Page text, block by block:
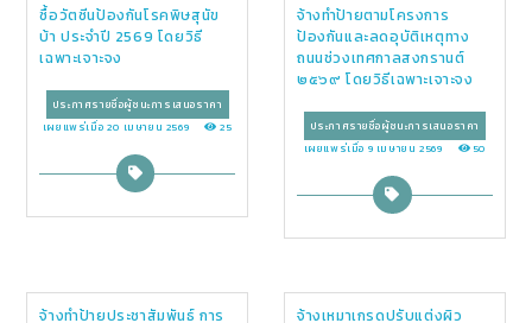
ซื้อวัตซีนป้องกันโรคพิษสุนัข
บ้า ประจำปี 2569 โดยวิธี
เฉพาะเจาะจง
ประกาศรายชื่อผู้ชนะการเสนอราคา
เผยแพร่เมื่อ 20 เมษายน 2569
25
จ้างทำป้ายตามโครงการ
ป้องกันและลดอุบัติเหตุทาง
ถนนช่วงเทศกาลสงกรานต์
๒๕๖๙ โดยวิธีเฉพาะเจาะจง
ประกาศรายชื่อผู้ชนะการเสนอราคา
เผยแพร่เมื่อ 9 เมษายน 2569
50
จ้างทำป้ายประชาสัมพันธ์ การ
จ้างเหมาเกรดปรับแต่งผิว